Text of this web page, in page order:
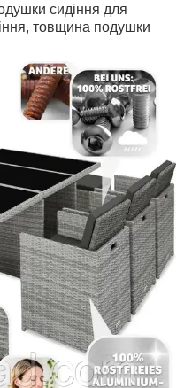
сидіння для
товщина подушки